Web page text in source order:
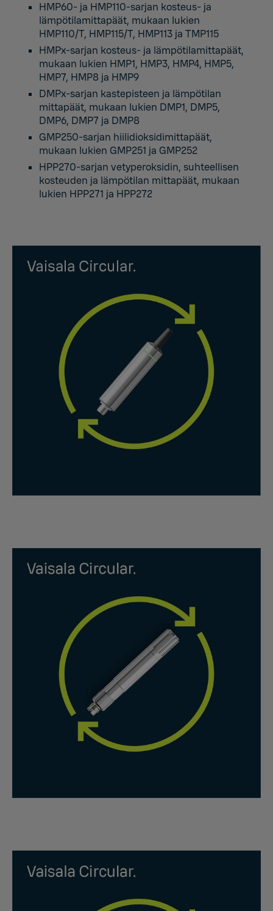
HMP60- ja HMP110-sarjan kosteus- ja
lämpötilamittapäät, mukaan lukien
HMP110/T, HMP115/T, HMP113 ja TMP115
HMPx-sarjan kosteus- ja lämpötilamittapäät,
mukaan lukien HMP1, HMP3, HMP4, HMP5,
HMP7, HMP8 ja HMP9
DMPx-sarjan kastepisteen ja lämpötilan
mittapäät, mukaan lukien DMP1, DMP5,
DMP6, DMP7 ja DMP8
GMP250-sarjan hiilidioksidimittapäät,
mukaan lukien GMP251 ja GMP252
HPP270-sarjan vetyperoksidin, suhteellisen
kosteuden ja lämpötilan mittapäät, mukaan
lukien HPP271 ja HPP272